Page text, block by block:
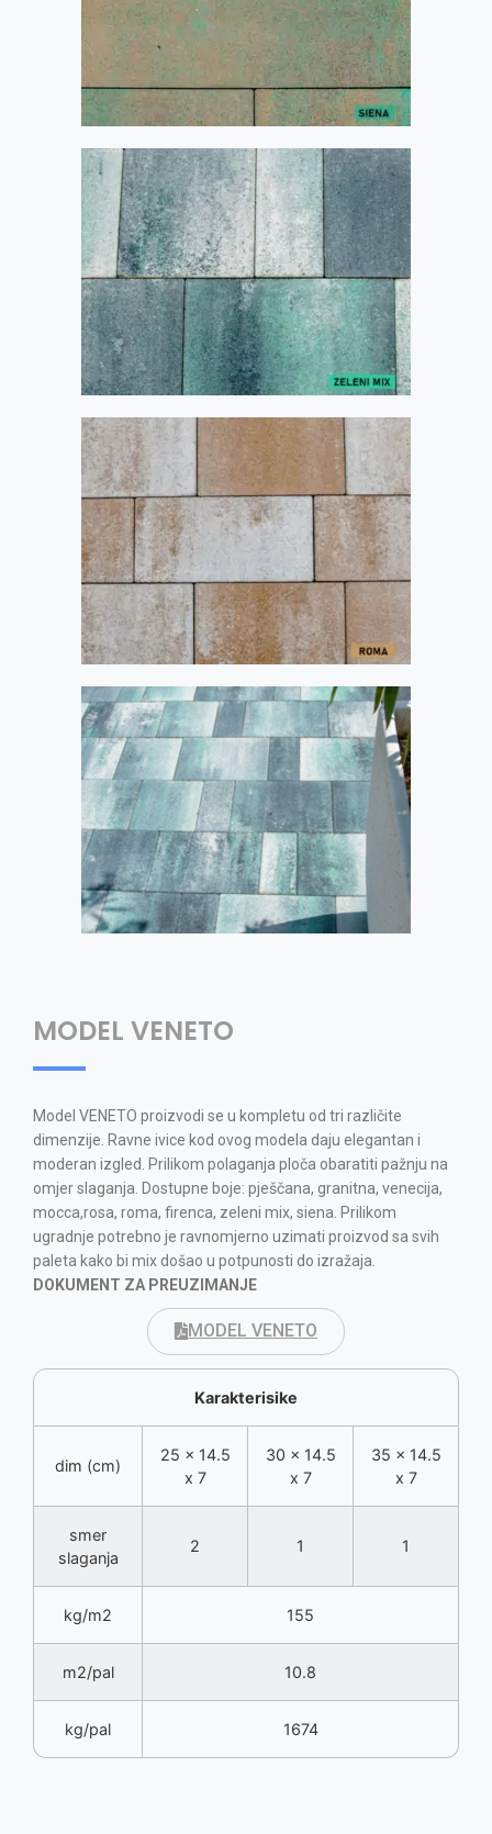
MODEL VENETO
Model VENETO proizvodi se u kompletu od tri različite
dimenzije. Ravne ivice kod ovog modela daju elegantan i
moderan izgled. Prilikom polaganja ploča obaratiti pažnju na
omjer slaganja. Dostupne boje: pješčana, granitna, venecija,
mocca,rosa, roma, firenca, zeleni mix, siena. Prilikom
ugradnje potrebno je ravnomjerno uzimati proizvod sa svih
paleta kako bi mix došao u potpunosti do izražaja.
DOKUMENT ZA PREUZIMANJE
MODEL VENETO
Karakterisike
dim (cm)
25 x 14.5
x 7
30 x 14.5
x 7
35 x 14.5
x 7
smer
slaganja
2 1 1
kg/m2 155
m2/pal 10.8
kg/pal 1674